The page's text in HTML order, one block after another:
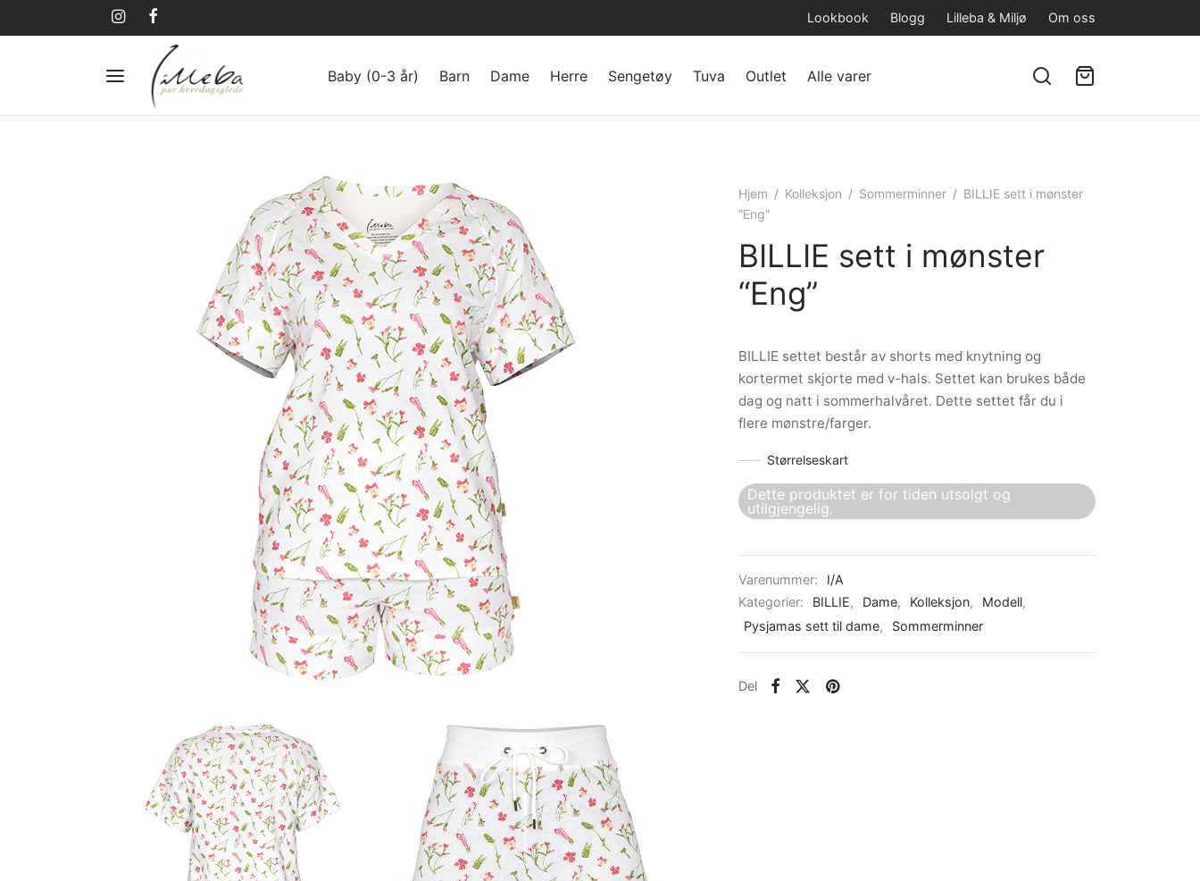
Lookbook Blogg Lilleba & Miljø Om oss
Baby (0-3 år) Barn Dame Herre Sengetøy Tuva Outlet Alle varer
Hjem / Kolleksjon / Sommerminner / BILLIE sett i mønster
“Eng”
BILLIE sett i mønster
“Eng”
BILLIE settet består av shorts med knytning og
kortermet skjorte med v-hals. Settet kan brukes både
dag og natt i sommerhalvåret. Dette settet får du i
flere mønstre/farger.
Størrelseskart
Dette produktet er for tiden utsolgt og
utilgjengelig.
Varenummer:
I/A
Kategorier:
BILLIE, Dame, Kolleksjon, Modell,
Pysjamas sett til dame, Sommerminner
Del